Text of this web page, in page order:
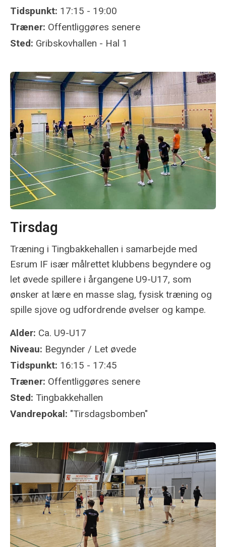
Tidspunkt: 17:15 - 19:00
Træner: Offentliggøres senere
Sted: Gribskovhallen - Hal 1
Tirsdag
Træning i Tingbakkehallen i samarbejde med
Esrum IF især målrettet klubbens begyndere og
let øvede spillere i årgangene U9-U17, som
ønsker at lære en masse slag, fysisk træning og
spille sjove og udfordrende øvelser og kampe.
Alder: Ca. U9-U17
Niveau: Begynder / Let øvede
Tidspunkt: 16:15 - 17:45
Træner: Offentliggøres senere
Sted: Tingbakkehallen
Vandrepokal: "Tirsdagsbomben"